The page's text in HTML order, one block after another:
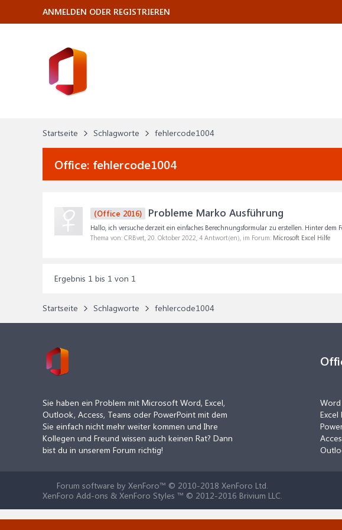
Startseite Schlagworte fehlercode1004
Office: fehlercode1004
(Office 2016) Probleme Marko Ausführung
Hallo, ich versuche derzeit ein einfaches Berechnungsformular zu erstellen. Hinter dem
Thema von: CRBvet, 20. Oktober 2022, 4 Antwort(en), im Forum: Microsoft Excel Hilfe
Ergebnis 1 bis 1 von 1
Startseite Schlagworte fehlercode1004
ANMELDEN ODER REGISTRIEREN
Sie haben ein Problem mit Microsoft Word, Excel,
Outlook, Access, Teams oder PowerPoint mit dem
Sie einfach nicht mehr weiter kommen und Ihre
Kollegen und Freund wissen auch keinen Rat? Dann
bist du in unserem Forum richtig!
Excel
Forum software by XenForo™ © 2010-2018 XenForo Ltd.
XenForo Add-ons & XenForo Styles ™ © 2012-2016 Brivium LLC.